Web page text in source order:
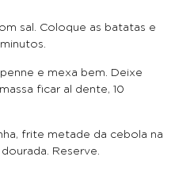
sal. Coloque as batatas e
e mexa bem. Deixe
ficar al dente, 10
frite metade da cebola na
Reserve.